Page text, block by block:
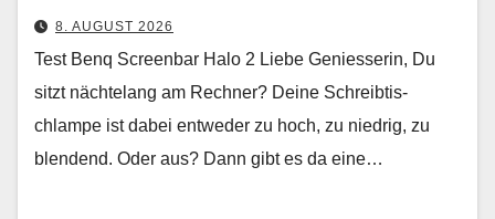
8. AUGUST 2026
Test Benq Screenbar Halo 2 Liebe Geniesserin, Du
sitzt nächte­lang am Rech­n­er? Deine Schreibtis­
chlampe ist dabei entwed­er zu hoch, zu niedrig, zu
blendend. Oder aus? Dann gibt es da eine…